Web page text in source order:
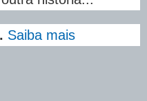
Saiba mais